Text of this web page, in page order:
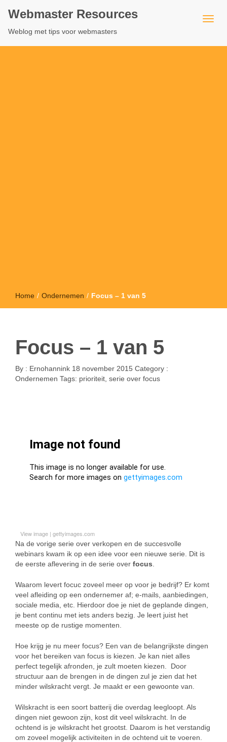
Webmaster Resources
Weblog met tips voor webmasters
Home / Ondernemen / Focus – 1 van 5
Focus – 1 van 5
By : Ernohannink 18 november 2015 Category :
Ondernemen Tags: prioriteit serie over focus
View image | gettyimages.com
Na de vorige serie over verkopen en de succesvolle
webinars kwam ik op een idee voor een nieuwe serie. Dit is
de eerste aflevering in de serie over focus
Waarom levert focuc zoveel meer op voor je bedrijf? Er komt
veel afleiding op een ondernemer af; e-mails, aanbiedingen,
sociale media, etc. Hierdoor doe je niet de geplande dingen,
je bent continu met iets anders bezig. Je leert juist het
meeste op de rustige momenten.
Hoe krijg je nu meer focus? Een van de belangrijkste dingen
voor het bereiken van focus is kiezen. Je kan niet alles
perfect tegelijk afronden, je zult moeten kiezen. Door
structuur aan de brengen in de dingen zul je zien dat het
minder wilskracht vergt. Je maakt er een gewoonte van.
Wilskracht is een soort batterij die overdag leegloopt. Als
dingen niet gewoon zijn, kost dit veel wilskracht. In de
ochtend is je wilskracht het grootst. Daarom is het verstandig
om zoveel mogelijk activiteiten in de ochtend uit te voeren.